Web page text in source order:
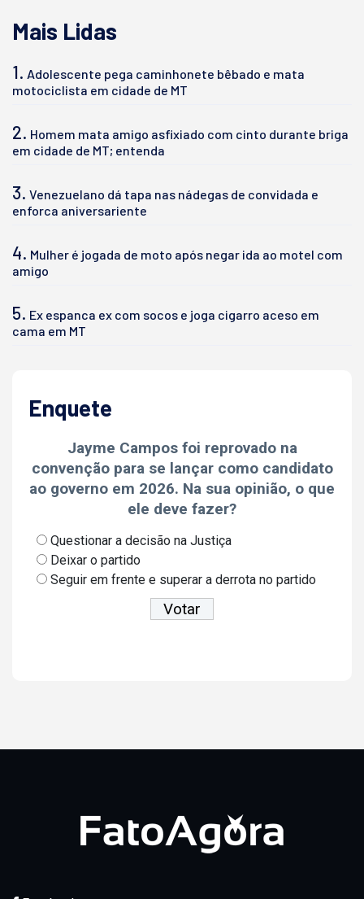
Mais Lidas
1. Adolescente pega caminhonete bêbado e mata
motociclista em cidade de MT
2. Homem mata amigo asfixiado com cinto durante briga
em cidade de MT; entenda
3. Venezuelano dá tapa nas nádegas de convidada e
enforca aniversariente
4. Mulher é jogada de moto após negar ida ao motel com
amigo
5. Ex espanca ex com socos e joga cigarro aceso em
cama em MT
Enquete
Jayme Campos foi reprovado na
convenção para se lançar como candidato
ao governo em 2026. Na sua opinião, o que
ele deve fazer?
Questionar a decisão na Justiça
Deixar o partido
Seguir em frente e superar a derrota no partido